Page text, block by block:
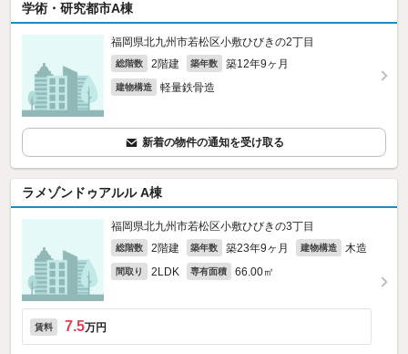
学術・研究都市A棟
福岡県北九州市若松区小敷ひびきの2丁目
総階数 2階建 築年数 築12年9ヶ月
建物構造 軽量鉄骨造
新着の物件の通知を受け取る
ラメゾンドゥアルル A棟
福岡県北九州市若松区小敷ひびきの3丁目
総階数 2階建 築年数 築23年9ヶ月 建物構造 木造
間取り 2LDK 専有面積 66.00㎡
賃料 7.5万円